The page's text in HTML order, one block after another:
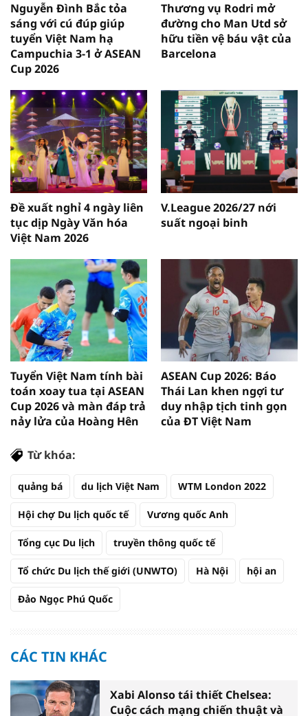
Nguyễn Đình Bắc tỏa
sáng với cú đúp giúp
tuyển Việt Nam hạ
Campuchia 3-1 ở ASEAN
Cup 2026
Thương vụ Rodri mở
đường cho Man Utd sở
hữu tiền vệ báu vật của
Barcelona
Đề xuất nghỉ 4 ngày liên
tục dịp Ngày Văn hóa
Việt Nam 2026
V.League 2026/27 nới
suất ngoại binh
Tuyển Việt Nam tính bài
toán xoay tua tại ASEAN
Cup 2026 và màn đáp trả
nảy lửa của Hoàng Hên
ASEAN Cup 2026: Báo
Thái Lan khen ngợi tư
duy nhập tịch tinh gọn
của ĐT Việt Nam
Từ khóa:
quảng bá du lịch Việt Nam WTM London 2022
Hội chợ Du lịch quốc tế Vương quốc Anh
Tổng cục Du lịch truyền thông quốc tế
Tổ chức Du lịch thế giới (UNWTO) Hà Nội hội an
Đảo Ngọc Phú Quốc
CÁC TIN KHÁC
Xabi Alonso tái thiết Chelsea:
Cuộc cách mạng chiến thuật và